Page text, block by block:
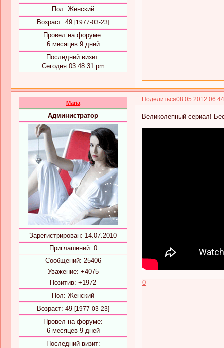
Пол: Женский
Возраст: 49 [1977-03-23]
Провел на форуме:
6 месяцев 9 дней
Последний визит:
Сегодня 03:48:31 pm
Поделиться08.05.2012
Maria
Администратор
Зарегистрирован: 14.07.2010
Приглашений: 0
Сообщений: 25406
Уважение: +4075
Позитив: +1972
Пол: Женский
Возраст: 49 [1977-03-23]
Провел на форуме:
6 месяцев 9 дней
Последний визит:
Великолепный сериал!
0